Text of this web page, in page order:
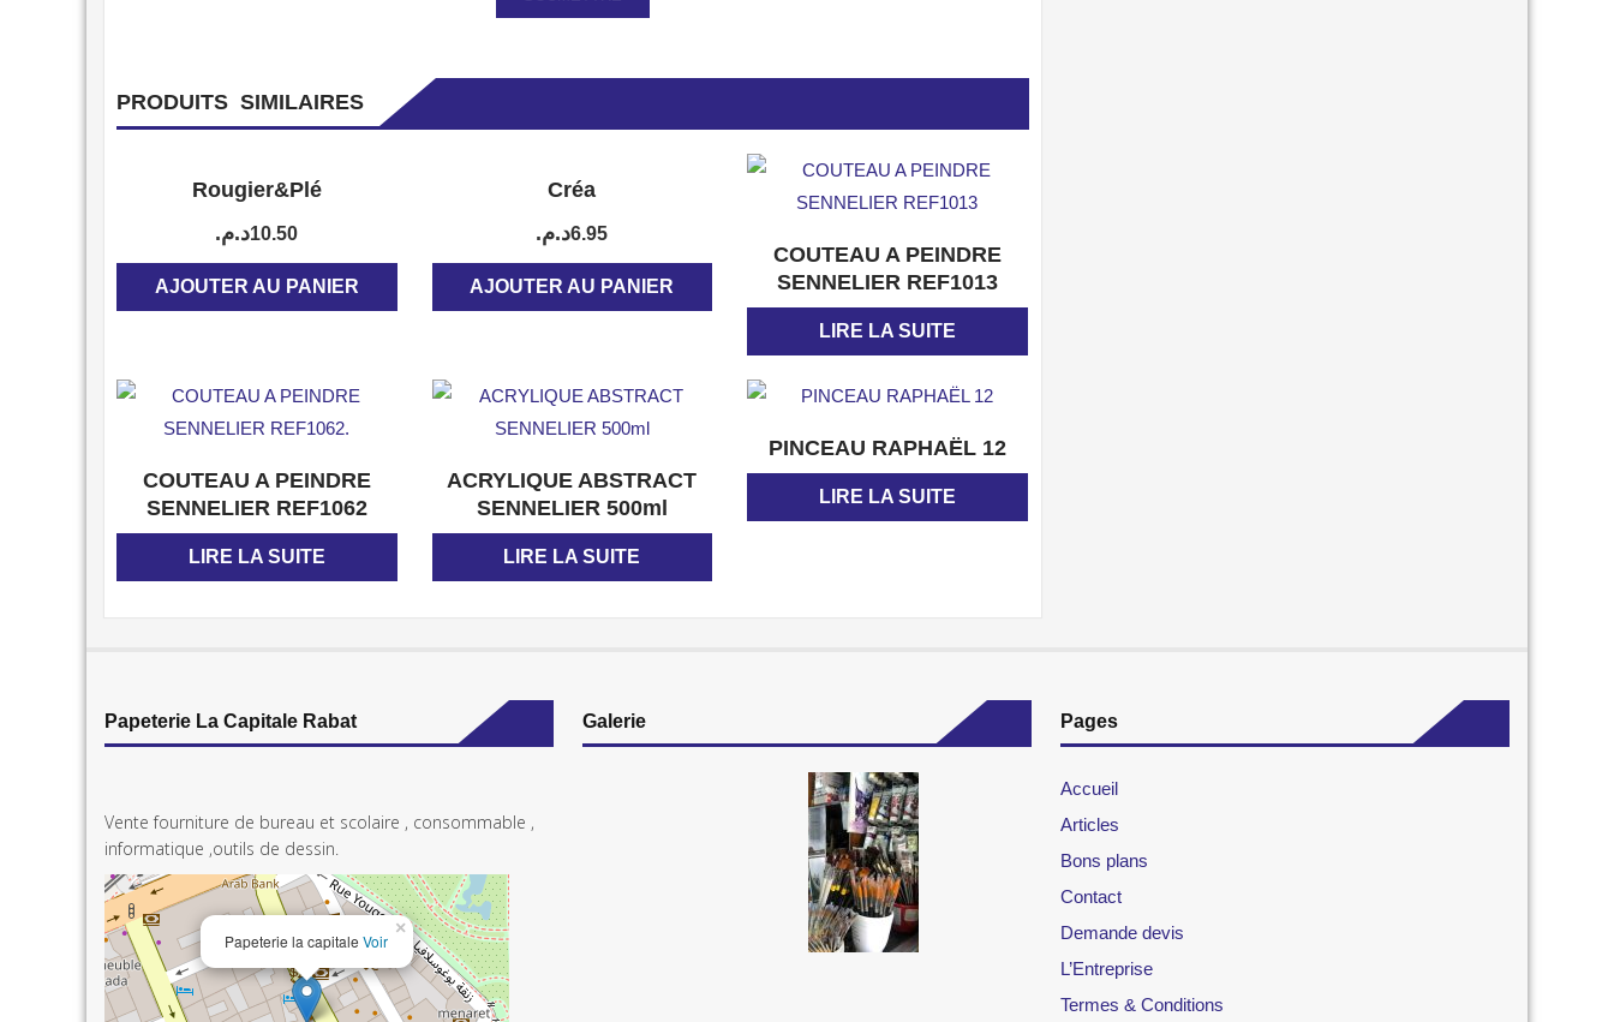
PRODUITS SIMILAIRES
Rougier&Plé
10.50د.م.
AJOUTER AU PANIER
Créa
6.95د.م.
AJOUTER AU PANIER
COUTEAU A PEINDRE
SENNELIER REF1013
LIRE LA SUITE
COUTEAU A PEINDRE
SENNELIER REF1062
LIRE LA SUITE
ACRYLIQUE ABSTRACT
SENNELIER 500ml
LIRE LA SUITE
APERÇU
PINCEAU RAPHAËL 12
LIRE LA SUITE
Papeterie La Capitale Rabat
Vente fourniture de bureau et scolaire , consommable ,
informatique ,outils de dessin.
Papeterie la capitaleVoir
×
Galerie Pages
Accueil
Articles
Bons plans
Contact
Demande devis
L’Entreprise
Termes & Conditions